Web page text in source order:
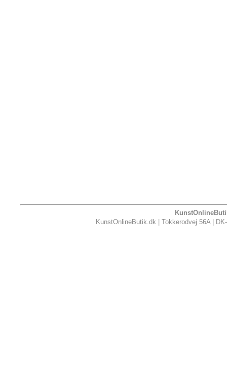
KunstOnlineButik.dk | Tokkerodvej 56A |